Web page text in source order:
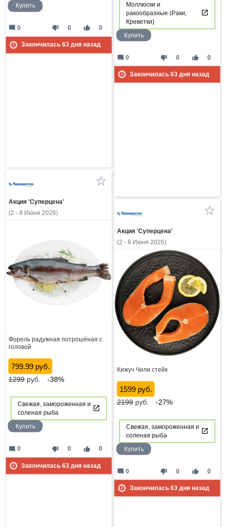
Моллюски и
ракообразные (Раки,
Креветки)
Купить
thumb_down 0 thumb_up 0
mode_comment 0
Закончилась 63дня назад
Купить
thumb_down 0 thumb_up 0
mode_comment 0
Закончилась 63дня назад
Акция 'Суперцена'
(2 - 8 Июня 2026)
Форель радужная потрошёная с
головой
799.99 руб.
1299руб. -38%
Свежая, замороженная и
соленая рыба
Купить
thumb_down 0 thumb_up 0
mode_comment 0
Закончилась 63дня назад
Акция 'Суперцена'
(2 - 8 Июня 2026)
Кижуч Чили стейк
1599 руб.
2199руб. -27%
Свежая, замороженная и
соленая рыба
Купить
thumb_down 0 thumb_up 0
mode_comment 0
Закончилась 63дня назад